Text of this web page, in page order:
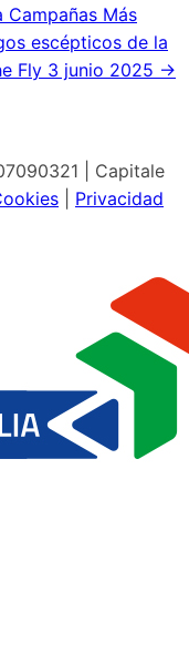
Más
escépticos de la
Fly 3 junio 2025 →
| Capitale
Privacidad